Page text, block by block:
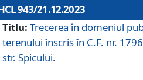
943/21.12.2023
Titlu: Trecerea în domeniul
terenului înscris în C.F. nr.
str. Spicului.